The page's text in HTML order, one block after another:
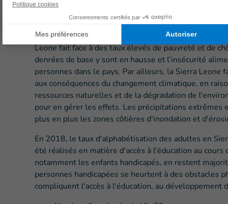
La pauvreté multidimensionnelle touche environ les
davantage les personnes vivant dans les zones
d’une diminution des activités économiques et de
Leone fait face à des taux élevés de pauvreté et de
denrées de base y sont en hausse et l’insécurité
personnes dans le pays. Par ailleurs, la Sierra
aux conséquences du changement climatique, en
ressources naturelles et de la dégradation de
pour en gérer les effets. Les précipitations extrêmes
plus en plus les zones côtières d'inondation et
En 2018, le taux d'alphabétisation des adultes en
été réalisés en matière d'accès à l'éducation au
notamment les enfants handicapés, en restent
personnes handicapées se heurtent à des obstacles
compliquent l'accès à l'éducation, au développement